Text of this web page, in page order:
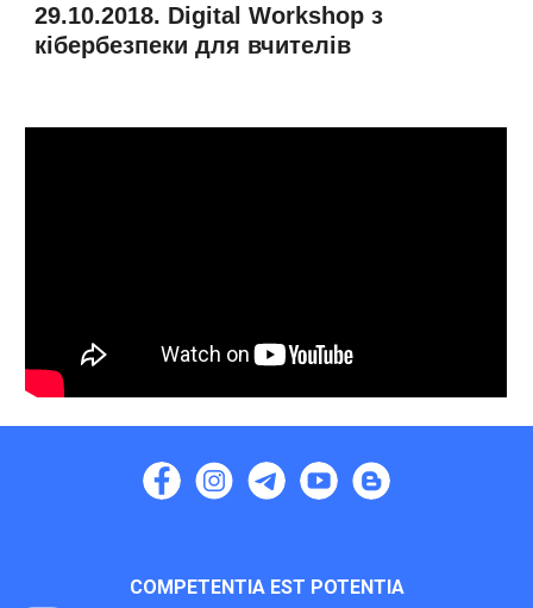
29.10.2018. Digital Workshop з
кібербезпеки для вчителів
COMPETENTIA EST POTENTIA